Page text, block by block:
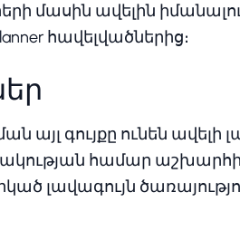
մասին ավելին
հավելվածներից։
այլ գույքը ունեն ավելի
համար
լավագույն